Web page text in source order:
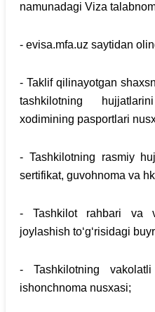
namunadagi Viza
- evisa.mfa.uz saytidan
- Taklif qilinayotgan
tashkilotning
xodimining pasportlari
- Tashkilotning rasmiy
sertifikat, guvohnoma va
- Tashkilot rahbari va
joylashish to‘g‘risidagi
- Tashkilotning
ishonchnoma nusxasi;